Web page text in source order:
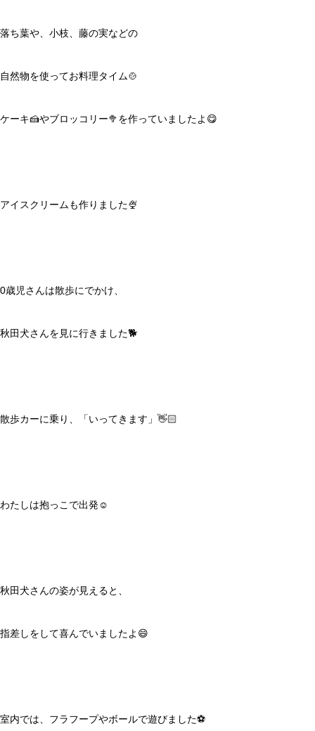
落ち葉や、小枝、藤の実などの
自然物を使ってお料理タイム🍲
ケーキ🍰やブロッコリー🥦を作っていましたよ😋
アイスクリームも作りました🍨
0歳児さんは散歩にでかけ、
秋田犬さんを見に行きました🐕
散歩カーに乗り、「いってきます」👋🏻
わたしは抱っこで出発☺️
秋田犬さんの姿が見えると、
指差しをして喜んでいましたよ😄
室内では、フラフープやボールで遊びました⚽️